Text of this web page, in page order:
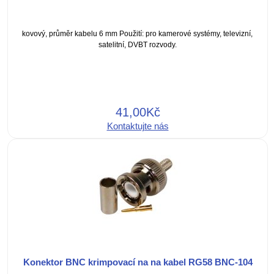
kovový, průměr kabelu 6 mm Použití: pro kamerové systémy, televizní,
satelitní, DVBT rozvody.
41,00Kč
Kontaktujte nás
Konektor BNC krimpovací na na kabel RG58 BNC-104